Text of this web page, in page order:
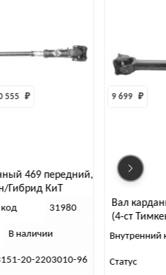
469 передний,
Гибрид КиТ
555 ₽
31980
В наличии
20-2203010-96
Вал
(4-ст
9 699 ₽
Внутренний
Статус